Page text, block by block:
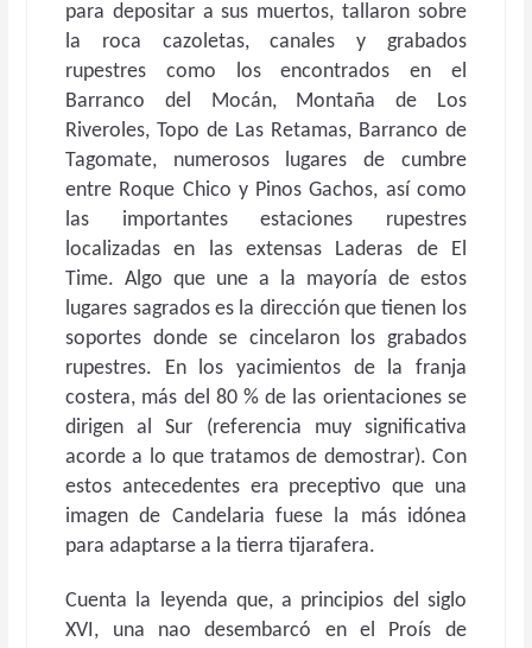
para depositar a sus muertos, tallaron sobre
la roca cazoletas, canales y grabados
rupestres como los encontrados en el
Barranco del Mocán, Montaña de Los
Riveroles, Topo de Las Retamas, Barranco de
Tagomate, numerosos lugares de cumbre
entre Roque Chico y Pinos Gachos, así como
las importantes estaciones rupestres
localizadas en las extensas Laderas de El
Time. Algo que une a la mayoría de estos
lugares sagrados es la dirección que tienen los
soportes donde se cincelaron los grabados
rupestres. En los yacimientos de la franja
costera, más del 80 % de las orientaciones se
dirigen al Sur (referencia muy significativa
acorde a lo que tratamos de demostrar). Con
estos antecedentes era preceptivo que una
imagen de Candelaria fuese la más idónea
para adaptarse a la tierra tijarafera.
Cuenta la leyenda que, a principios del siglo
XVI, una nao desembarcó en el Proís de